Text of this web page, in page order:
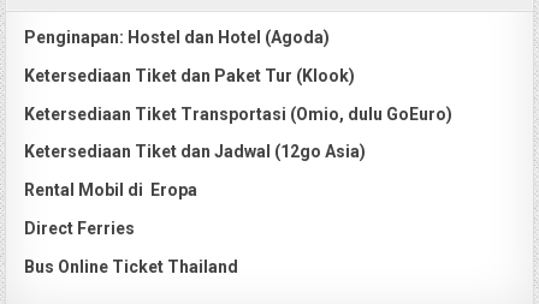
Penginapan: Hostel dan Hotel (Agoda)
Ketersediaan Tiket dan Paket Tur (Klook)
Ketersediaan Tiket Transportasi (Omio, dulu GoEuro)
Ketersediaan Tiket dan Jadwal (12go Asia)
Rental Mobil di Eropa
Direct Ferries
Bus Online Ticket Thailand